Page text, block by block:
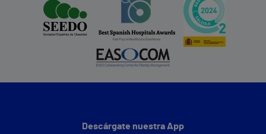
Descárgate nuestra App